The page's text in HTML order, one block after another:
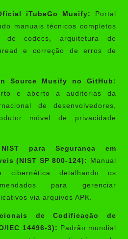
iTubeGo Musify:
Portal
manuais técnicos completos
de codecs, arquitetura de
e correção de erros de
Source Musify no GitHub:
e aberto a auditorias da
de desenvolvedores,
móvel de privacidade
para Segurança em
(NIST SP 800-124):
Manual
cibernética detalhando os
para gerenciar
via arquivos APK.
de Codificação de
IEC 14496-3): Padrão mundial